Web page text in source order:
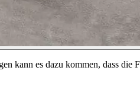
es dazu kommen, dass die